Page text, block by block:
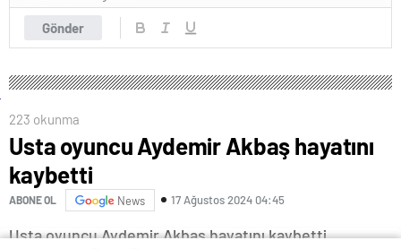
Gönder
223 okunma
Usta oyuncu Aydemir Akbaş hayatını
kaybetti
ABONE OL News 17 Ağustos 2024 04:45
Usta oyuncu Aydemir Akbaş hayatını kaybetti